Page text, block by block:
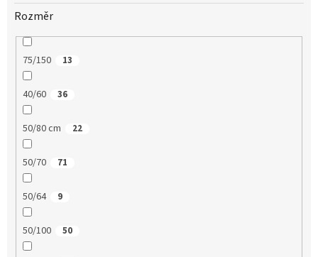
Rozměr
75/150 13
40/60 36
50/80 cm 22
50/70 71
50/64 9
50/100 50